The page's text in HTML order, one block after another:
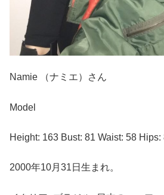
Namie （ナミエ）さん
Model
Height: 163 Bust: 81 Waist: 58
2000年10月31日生まれ。